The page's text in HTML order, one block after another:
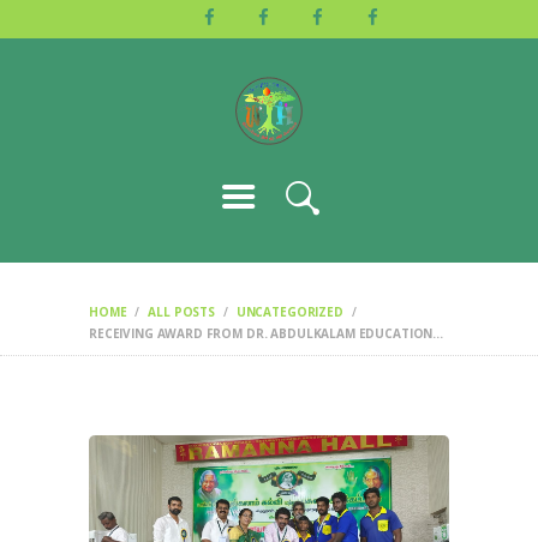
HOME ALL POSTS
UNCATEGORIZED
RECEIVING AWARD FROM DR. ABDULKALAM EDUCATION...
ACTIVITIES